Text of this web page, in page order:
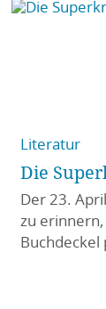
Literatur
Die
Der 23.
zu
Buchdeckel